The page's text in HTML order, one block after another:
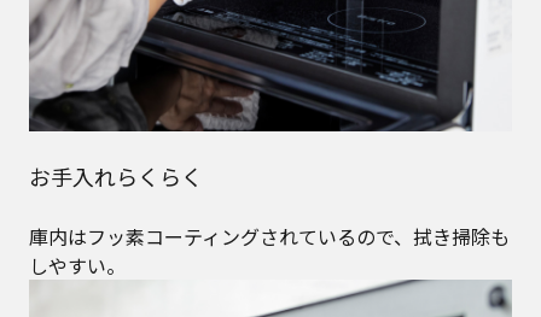
お手入れらくらく
庫内はフッ素コーティングされているので、拭き掃除も
しやすい。